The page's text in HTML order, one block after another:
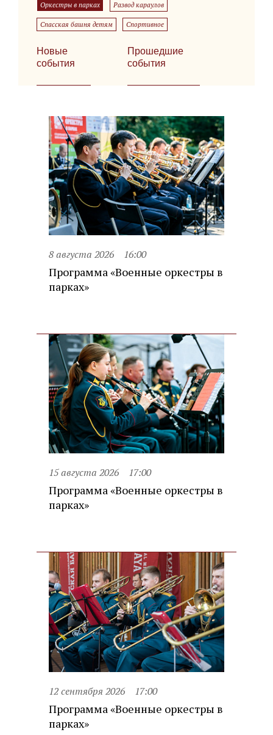
Оркестры в парках Развод караулов
Спасская башня детям Спортивное
Новые
события
Прошедшие
события
8 августа 2026 16:00
Программа «Военные оркестры в
парках»
15 августа 2026 17:00
Программа «Военные оркестры в
парках»
12 сентября 2026 17:00
Программа «Военные оркестры в
парках»